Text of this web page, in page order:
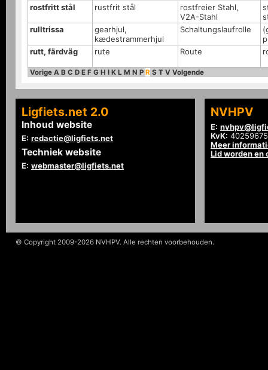
rostfritt stål
rustfrit stål
rostfreier Stahl,
V2A-Stahl
rulltrissa
gearhjul,
kædestrammerhjul
Schaltungslaufrolle
rutt, färdväg
rute Route
Vorige A B C D E F G H I K L M N P R S T V Volgende
Ligfiets.net 2.0
Inhoud website
E: redactie@ligfiets.net
Techniek website
E: webmaster@ligfiets.net
NVHPV
E:
KvK: 40259675
Meer
Lid worden en
© Copyright 2009-2026 NVHPV. Alle rechten voorbehouden.